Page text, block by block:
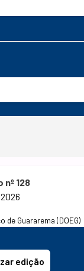
nº 128
de Guararema (DOEG)
edição